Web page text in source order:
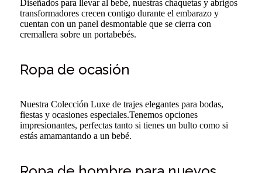
Diseñados para llevar al bebé, nuestras chaquetas y abrigos
transformadores crecen contigo durante el embarazo y
cuentan con un panel desmontable que se cierra con
cremallera sobre un portabebés.
Ropa de ocasión
Nuestra Colección Luxe de trajes elegantes para bodas,
fiestas y ocasiones especiales.Tenemos opciones
impresionantes, perfectas tanto si tienes un bulto como si
estás amamantando a un bebé.